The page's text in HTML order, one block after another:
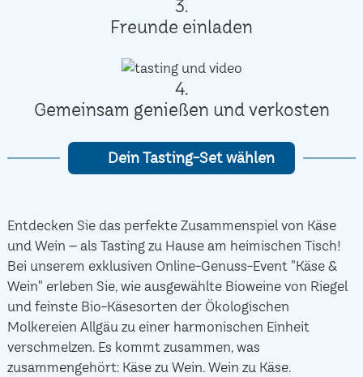
3.
Freunde einladen
4.
Gemeinsam genießen und verkosten
Dein Tasting-Set wählen
Entdecken Sie das perfekte Zusammenspiel von Käse
und Wein – als Tasting zu Hause am heimischen Tisch!
Bei unserem exklusiven Online-Genuss-Event "Käse &
Wein" erleben Sie, wie ausgewählte Bioweine von Riegel
und feinste Bio-Käsesorten der Ökologischen
Molkereien Allgäu zu einer harmonischen Einheit
verschmelzen. Es kommt zusammen, was
zusammengehört: Käse zu Wein. Wein zu Käse.